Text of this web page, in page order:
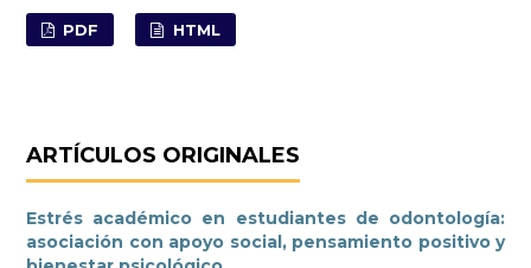
PDF HTML
ARTÍCULOS ORIGINALES
Estrés académico en estudiantes de odontología:
asociación con apoyo social, pensamiento positivo y